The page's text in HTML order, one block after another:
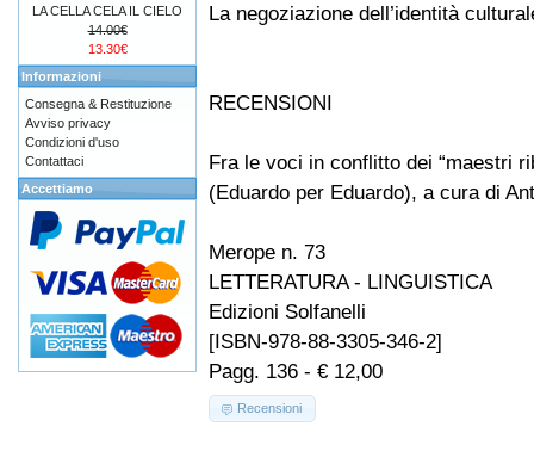
La negoziazione dell’identità
RECENSIONI
Fra le voci in conflitto dei “maestri
(Eduardo per Eduardo), a cura di
Merope n. 73
LETTERATURA - LINGUISTICA
Edizioni Solfanelli
[ISBN-978-88-3305-346-2]
Pagg. 136 - € 12,00
Recensioni
LA CELLA CELA IL CIELO
14.00€
13.30€
Informazioni
Consegna & Restituzione
Avviso privacy
Condizioni d'uso
Contattaci
Accettiamo